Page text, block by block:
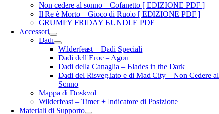
Non cedere al sonno – Cofanetto [ EDIZIONE PDF ]
Il Re è Morto – Gioco di Ruolo [ EDIZIONE PDF ]
GRUMPY FRIDAY BUNDLE PDF
Accessori
Dadi
Wilderfeast – Dadi Speciali
Dadi dell’Eroe – Agon
Dadi della Canaglia – Blades in the Dark
Dadi del Risvegliato e di Mad City – Non Cedere al
Sonno
Mappa di Doskvol
Wilderfeast – Timer + Indicatore di Posizione
Materiali di Supporto